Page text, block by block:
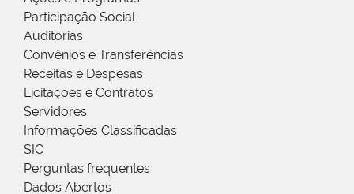
Participação Social
Auditorias
Convênios e Transferências
Receitas e Despesas
Licitações e Contratos
Servidores
Informações Classificadas
SIC
Perguntas frequentes
Dados Abertos